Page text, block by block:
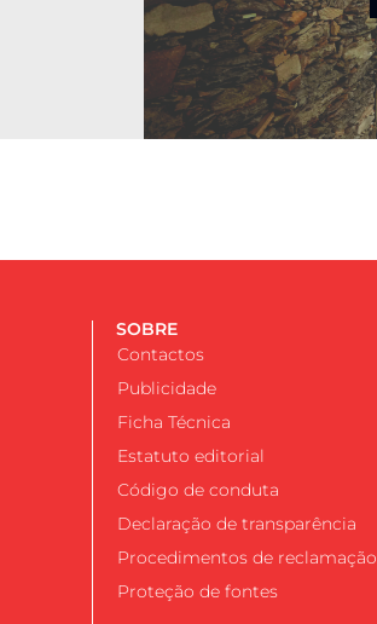
SOBRE
Contactos
Publicidade
Ficha Técnica
Estatuto editorial
Código de conduta
Declaração de transparência
Procedimentos de reclamação
Proteção de fontes